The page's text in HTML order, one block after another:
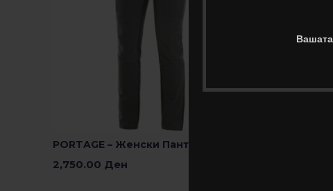
PORTAGE – Женски Панталони
2,750.00 Ден
TITAN –